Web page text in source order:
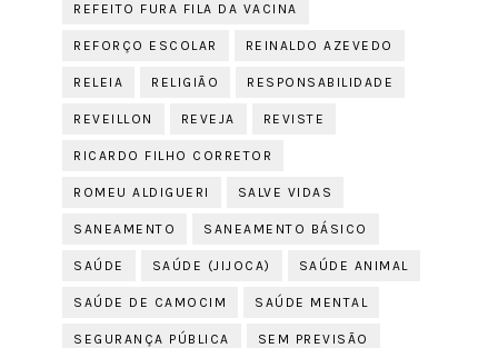
REFEITO FURA FILA DA VACINA
REFORÇO ESCOLAR REINALDO AZEVEDO
RELEIA RELIGIÃO RESPONSABILIDADE
REVEILLON REVEJA REVISTE
RICARDO FILHO CORRETOR
ROMEU ALDIGUERI SALVE VIDAS
SANEAMENTO SANEAMENTO BÁSICO
SAÚDE SAÚDE (JIJOCA) SAÚDE ANIMAL
SAÚDE DE CAMOCIM SAÚDE MENTAL
SEGURANÇA PÚBLICA SEM PREVISÃO